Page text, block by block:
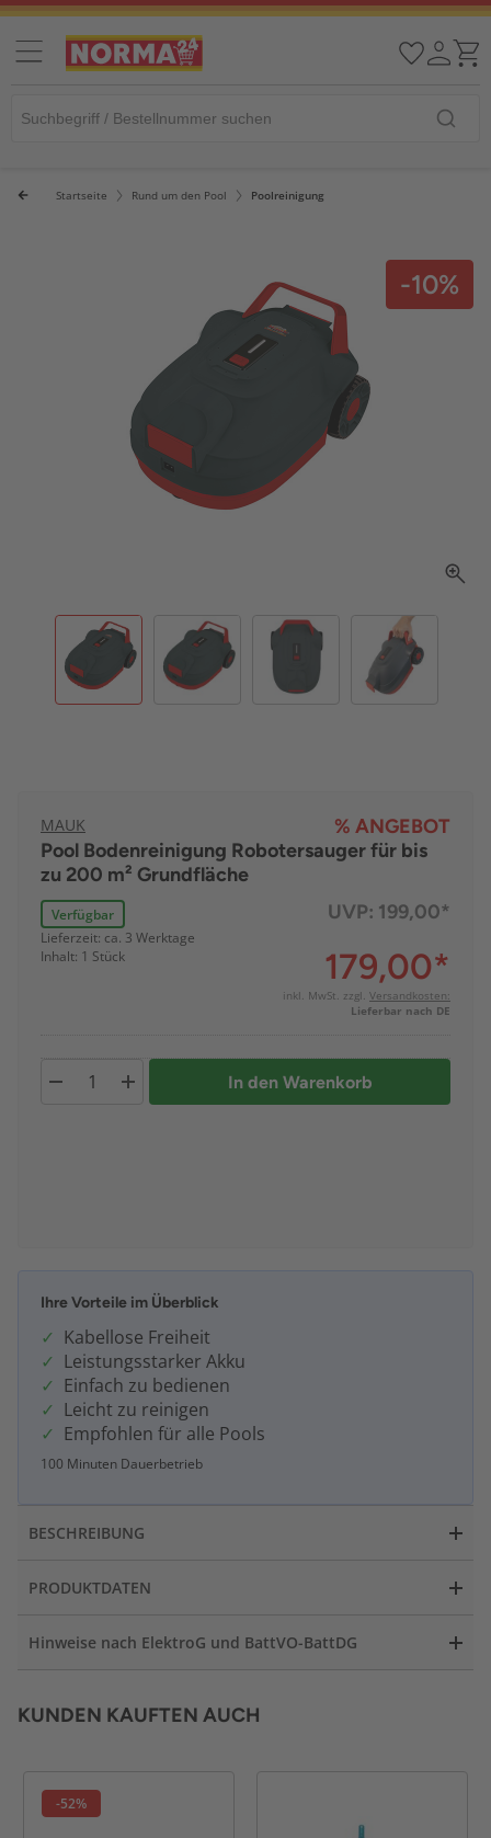
Startseite Rund um den Pool Poolreinigung
-10%
MAUK
% ANGEBOT
Pool Bodenreinigung Robotersauger für bis
zu 200 m² Grundfläche
Verfügbar
Lieferzeit: ca. 3 Werktage
Inhalt: 1 Stück
UVP: 199,00*
179,00*
inkl. MwSt. zzgl. Versandkosten:
Lieferbar nach DE
In den Warenkorb
Ihre Vorteile im Überblick
Kabellose Freiheit
Leistungsstarker Akku
Einfach zu bedienen
Leicht zu reinigen
Empfohlen für alle Pools
100 Minuten Dauerbetrieb
BESCHREIBUNG
PRODUKTDATEN
Hinweise nach ElektroG und BattVO-BattDG
KUNDEN KAUFTEN AUCH
-52%